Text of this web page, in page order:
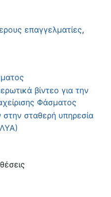
επαγγελματίες,
βίντεο για την
Φάσματος
σταθερή υπηρεσία